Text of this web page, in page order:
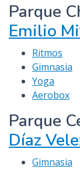
Parque
Emilio
Ritmos
Gimnasia
Yoga
Aerobox
Parque
Díaz
Gimnasia